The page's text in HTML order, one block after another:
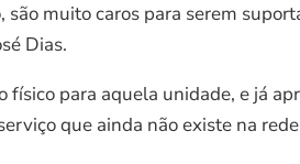
muito caros para serem
Dias.
físico para aquela unidade, e já
que ainda não existe na